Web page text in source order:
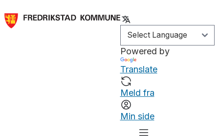
Powered by
Translate
Meld fra
Min side